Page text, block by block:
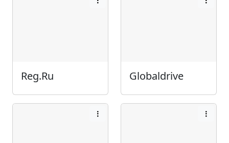
Reg.Ru Globaldrive